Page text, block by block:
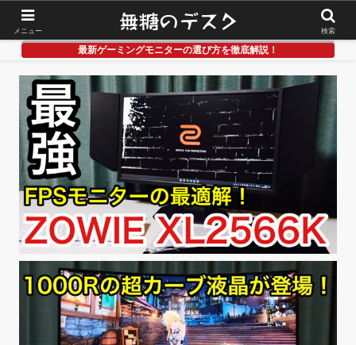
最新ゲーミングモニターの選び方を徹底解説！
メニュー 検索